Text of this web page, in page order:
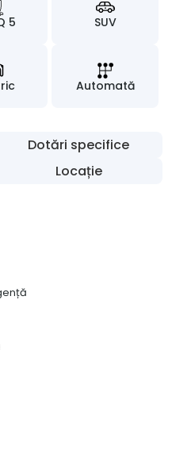
5 SUV
Automată
Dotări specifice
Locație